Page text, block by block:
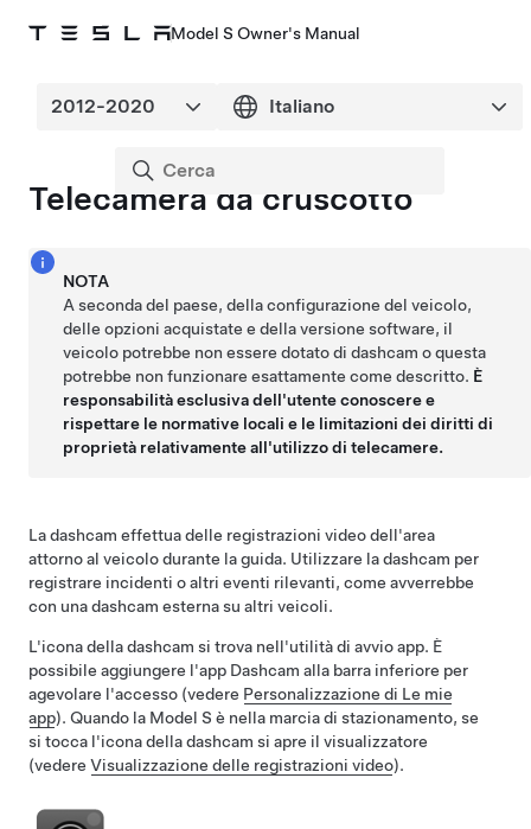
Model S Owner's Manual
Telecamera da cruscotto
NOTA
A seconda del paese, della configurazione del veicolo,
delle opzioni acquistate e della versione software, il
veicolo potrebbe non essere dotato di dashcam o questa
potrebbe non funzionare esattamente come descritto. È
responsabilità esclusiva dell'utente conoscere e
rispettare le normative locali e le limitazioni dei diritti di
proprietà relativamente all'utilizzo di telecamere.
La dashcam effettua delle registrazioni video dell'area
attorno al veicolo durante la guida. Utilizzare la dashcam per
registrare incidenti o altri eventi rilevanti, come avverrebbe
con una dashcam esterna su altri veicoli.
L'icona della dashcam si trova nell'utilità di avvio app. È
possibile aggiungere l'app Dashcam alla barra inferiore per
agevolare l'accesso (vedere Personalizzazione di Le mie
app). Quando la Model S è nella marcia di stazionamento, se
si tocca l'icona della dashcam si apre il visualizzatore
(vedere Visualizzazione delle registrazioni video).